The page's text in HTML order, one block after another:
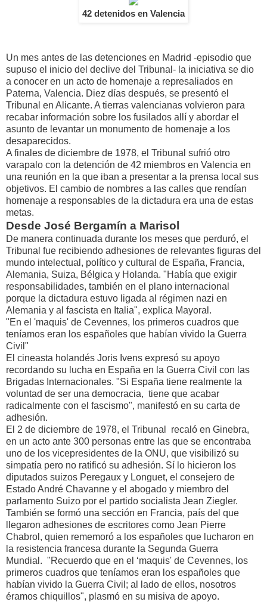
42 detenidos en Valencia
Un mes antes de las detenciones en Madrid -episodio que
supuso el inicio del declive del Tribunal- la iniciativa se dio
a conocer en un acto de homenaje a represaliados en
Paterna, Valencia. Diez días después, se presentó el
Tribunal en Alicante. A tierras valencianas volvieron para
recabar información sobre los fusilados allí y abordar el
asunto de levantar un monumento de homenaje a los
desaparecidos.
A finales de diciembre de 1978, el Tribunal sufrió otro
varapalo con la detención de 42 miembros en Valencia en
una reunión en la que iban a presentar a la prensa local sus
objetivos. El cambio de nombres a las calles que rendían
homenaje a responsables de la dictadura era una de estas
metas.
Desde José Bergamín a Marisol
De manera continuada durante los meses que perduró, el
Tribunal fue recibiendo adhesiones de relevantes figuras del
mundo intelectual, político y cultural de España, Francia,
Alemania, Suiza, Bélgica y Holanda. "Había que exigir
responsabilidades, también en el plano internacional
porque la dictadura estuvo ligada al régimen nazi en
Alemania y al fascista en Italia", explica Mayoral.
"En el 'maquis' de Cevennes, los primeros cuadros que
teníamos eran los españoles que habían vivido la Guerra
Civil"
El cineasta holandés Joris Ivens expresó su apoyo
recordando su lucha en España en la Guerra Civil con las
Brigadas Internacionales. "Si España tiene realmente la
voluntad de ser una democracia, tiene que acabar
radicalmente con el fascismo", manifestó en su carta de
adhesión.
El 2 de diciembre de 1978, el Tribunal recaló en Ginebra,
en un acto ante 300 personas entre las que se encontraba
uno de los vicepresidentes de la ONU, que visibilizó su
simpatía pero no ratificó su adhesión. Sí lo hicieron los
diputados suizos Peregaux y Longuet, el consejero de
Estado André Chavanne y el abogado y miembro del
parlamento Suizo por el partido socialista Jean Ziegler.
También se formó una sección en Francia, país del que
llegaron adhesiones de escritores como Jean Pierre
Chabrol, quien rememoró a los españoles que lucharon en
la resistencia francesa durante la Segunda Guerra
Mundial. "Recuerdo que en el ‘maquis' de Cevennes, los
primeros cuadros que teníamos eran los españoles que
habían vivido la Guerra Civil; al lado de ellos, nosotros
éramos chiquillos", plasmó en su misiva de apoyo.